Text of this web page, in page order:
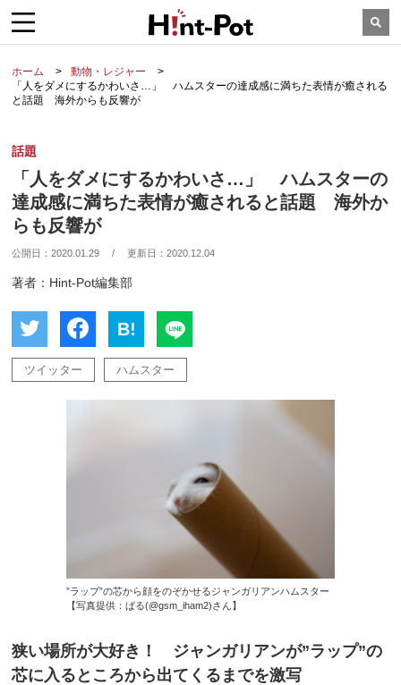
ホーム
動物・レジャー
「人をダメにするかわいさ…」 ハムスターの達成感に満ちた表情が癒される
と話題 海外からも反響が
話題
「人をダメにするかわいさ…」 ハムスターの
達成感に満ちた表情が癒されると話題 海外か
らも反響が
公開日：2020.01.29 / 更新日：2020.12.04
著者：Hint-Pot編集部
B!
ツイッター ハムスター
”ラップ”の芯から顔をのぞかせるジャンガリアンハムスター
【写真提供：ぱる(@gsm_iham2)さん】
狭い場所が大好き！ ジャンガリアンが”ラップ”の
芯に入るところから出てくるまでを激写